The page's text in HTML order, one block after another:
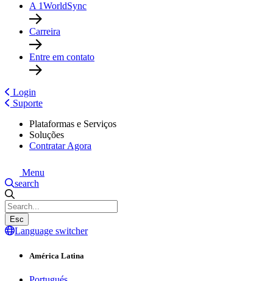
A 1WorldSync
Carreira
Entre em contato
Login
Suporte
Plataformas e Serviços
Soluções
Contratar Agora
Menu
search
Esc
Language switcher
América Latina